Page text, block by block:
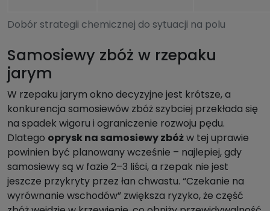
Dobór strategii chemicznej do sytuacji na polu
Samosiewy zbóż w rzepaku
jarym
W rzepaku jarym okno decyzyjne jest krótsze, a
konkurencja samosiewów zbóż szybciej przekłada się
na spadek wigoru i ograniczenie rozwoju pędu.
Dlatego oprysk na samosiewy zbóżw tej uprawie
powinien być planowany wcześnie – najlepiej, gdy
samosiewy są w fazie 2–3 liści, a rzepak nie jest
jeszcze przykryty przez łan chwastu. “Czekanie na
wyrównanie wschodów” zwiększa ryzyko, że część